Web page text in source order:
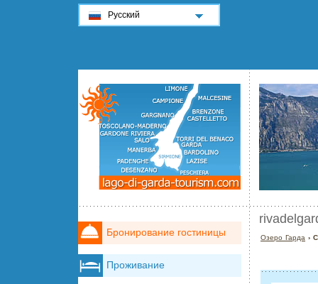
Озеро Гарда ›
Бронирование гостиницы
Проживание
Русский